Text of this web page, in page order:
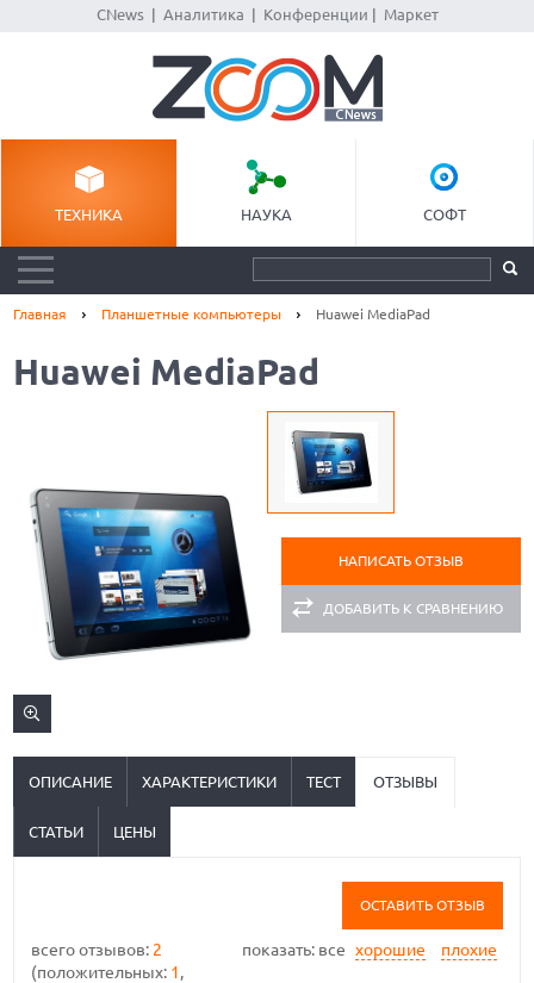
CNews| Аналитика Конференции Маркет
ТЕХНИКА НАУКА СОФТ
Главная Планшетные компьютеры Huawei MediaPad
Huawei MediaPad
НАПИСАТЬ ОТЗЫВ
ДОБАВИТЬ К СРАВНЕНИЮ
ОПИСАНИЕ ХАРАКТЕРИСТИКИ ТЕСТ ОТЗЫВЫ
СТАТЬИ ЦЕНЫ
ОСТАВИТЬ ОТЗЫВ
показать: все хорошие плохие
всего отзывов: 2
(положительных: 1,